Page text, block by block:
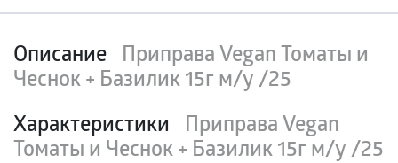
Описание Приправа Vegan Томаты и
Чеснок + Базилик 15г м/у /25
Характеристики
Приправа Vegan
Томаты и Чеснок + Базилик 15г м/у /25